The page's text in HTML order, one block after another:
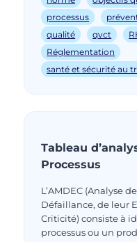
processus
qualité
qvct
Réglementation
santé et sécurité au
Tableau
Processus
L’AMDEC (Analyse
Défaillance, de leur
Criticité) consiste à
processus ou un